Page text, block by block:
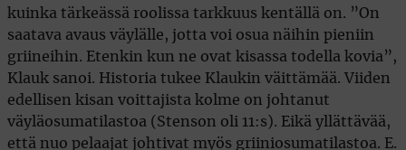
kuinka tärkeässä roolissa tarkkuus kentällä on. ”On
saatava avaus väylälle, jotta voi osua näihin pieniin
griineihin. Etenkin kun ne ovat kisassa todella kovia”,
Klauk sanoi. Historia tukee Klaukin väittämää. Viiden
edellisen kisan voittajista kolme on johtanut
väyläosumatilastoa (Stenson oli 11:s). Eikä yllättävää,
että nuo pelaajat johtivat myös griiniosumatilastoa. E.